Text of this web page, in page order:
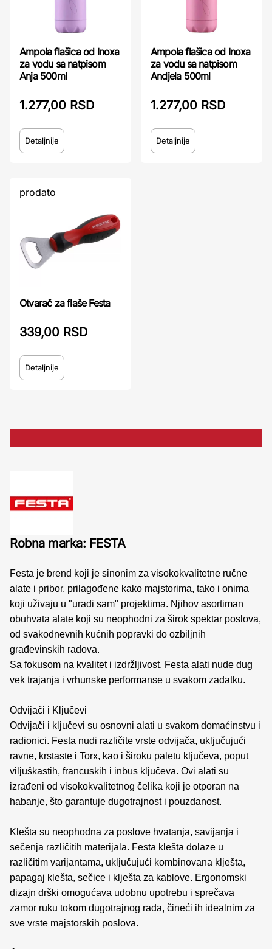
Ampola flašica od Inoxa
za vodu sa natpisom
Anja 500ml
1.277,00 RSD
Detaljnije
Ampola flašica od Inoxa
za vodu sa natpisom
Andjela 500ml
1.277,00 RSD
Detaljnije
prodato
Otvarač za flaše Festa
339,00 RSD
Detaljnije
Robna marka: FESTA
Festa je brend koji je sinonim za visokokvalitetne ručne
alate i pribor, prilagođene kako majstorima, tako i onima
koji uživaju u "uradi sam" projektima. Njihov asortiman
obuhvata alate koji su neophodni za širok spektar poslova,
od svakodnevnih kućnih popravki do ozbiljnih
građevinskih radova.
Sa fokusom na kvalitet i izdržljivost, Festa alati nude dug
vek trajanja i vrhunske performanse u svakom zadatku.
Odvijači i Ključevi
Odvijači i ključevi su osnovni alati u svakom domaćinstvu i
radionici. Festa nudi različite vrste odvijača, uključujući
ravne, krstaste i Torx, kao i široku paletu ključeva, poput
viljuškastih, francuskih i inbus ključeva. Ovi alati su
izrađeni od visokokvalitetnog čelika koji je otporan na
habanje, što garantuje dugotrajnost i pouzdanost.
Klešta su neophodna za poslove hvatanja, savijanja i
sečenja različitih materijala. Festa klešta dolaze u
različitim varijantama, uključujući kombinovana klješta,
papagaj klešta, sečice i klješta za kablove. Ergonomski
dizajn drški omogućava udobnu upotrebu i sprečava
zamor ruku tokom dugotrajnog rada, čineći ih idealnim za
sve vrste majstorskih poslova.